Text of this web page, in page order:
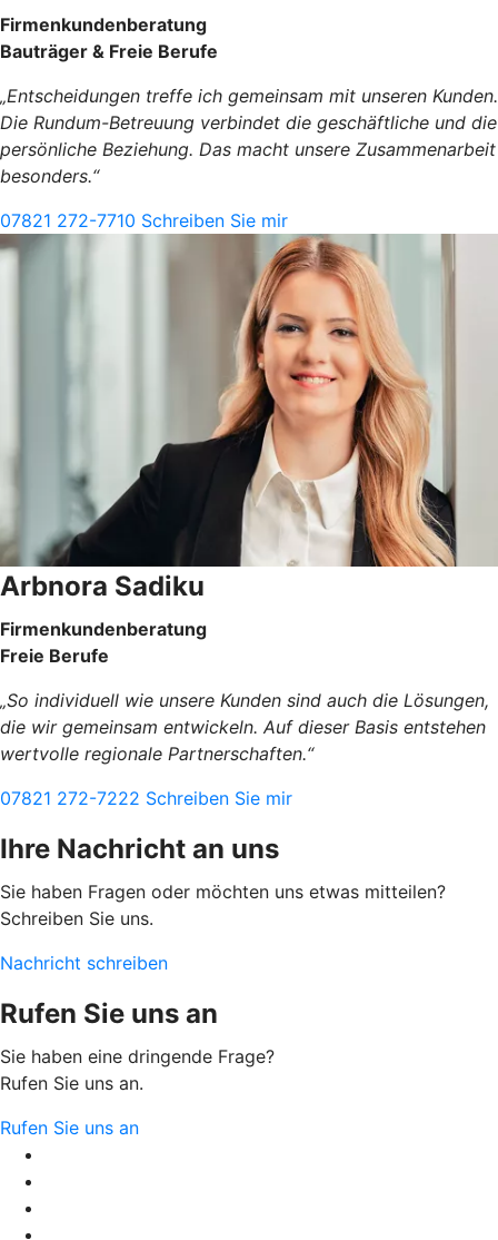
Firmenkundenberatung
Bauträger & Freie Berufe
„Entscheidungen treffe ich gemeinsam mit unseren Kunden.
Die Rundum-Betreuung verbindet die geschäftliche und die
persönliche Beziehung. Das macht unsere Zusammenarbeit
besonders.“
07821 272-7710 Schreiben Sie mir
Arbnora Sadiku
Firmenkundenberatung
Freie Berufe
„So individuell wie unsere Kunden sind auch die Lösungen,
die wir gemeinsam entwickeln. Auf dieser Basis entstehen
wertvolle regionale Partnerschaften.“
07821 272-7222 Schreiben Sie mir
Ihre Nachricht an uns
Sie haben Fragen oder möchten uns etwas mitteilen?
Schreiben Sie uns.
Nachricht schreiben
Rufen Sie uns an
Sie haben eine dringende Frage?
Rufen Sie uns an.
Rufen Sie uns an